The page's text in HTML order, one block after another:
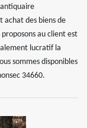
antiquaire
achat des biens de
au client est
lucratif la
sommes disponibles
34660.